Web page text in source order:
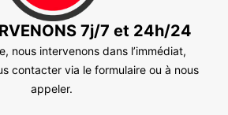
7j/7 et 24h/24
nous intervenons dans l’immédiat,
contacter via le formulaire ou à nous
appeler.